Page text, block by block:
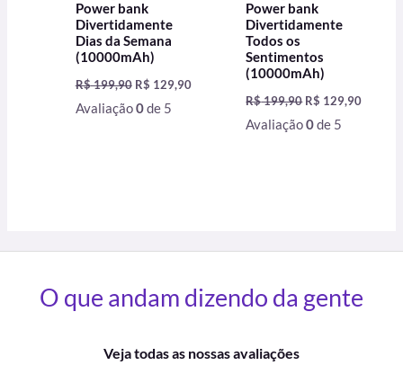
Power bank
Divertidamente
Dias da Semana
(10000mAh)
R$199,90 R$ 129,90
Avaliação0de 5
Power bank
Divertidamente
Todos os
Sentimentos
(10000mAh)
R$199,90 R$ 129,90
Avaliação0de 5
O que andam dizendo da gente
Veja todas as nossas avaliações